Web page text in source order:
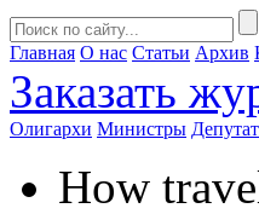
Главная О нас Статьи Архив
Заказать
Олигархи Министры
How